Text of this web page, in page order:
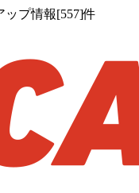
ップ情報[557]件